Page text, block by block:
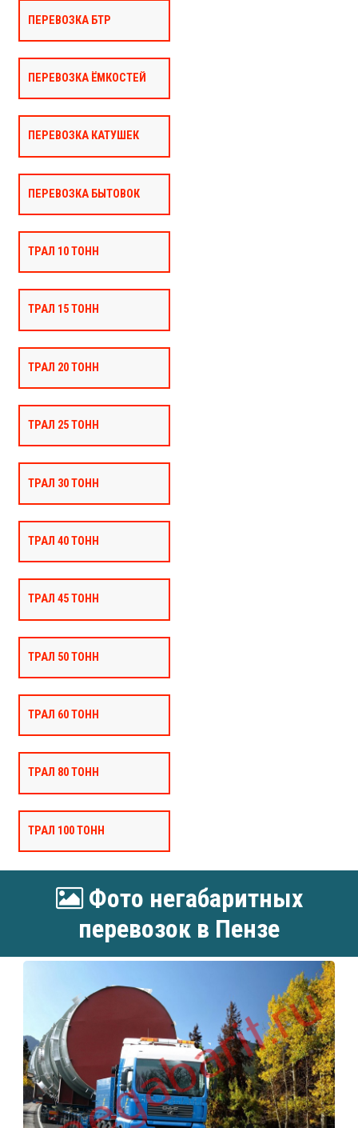
ПЕРЕВОЗКА БТР
ПЕРЕВОЗКА ЁМКОСТЕЙ
ПЕРЕВОЗКА КАТУШЕК
ПЕРЕВОЗКА БЫТОВОК
ТРАЛ 10 ТОНН
ТРАЛ 15 ТОНН
ТРАЛ 20 ТОНН
ТРАЛ 25 ТОНН
ТРАЛ 30 ТОНН
ТРАЛ 40 ТОНН
ТРАЛ 45 ТОНН
ТРАЛ 50 ТОНН
ТРАЛ 60 ТОНН
ТРАЛ 80 ТОНН
ТРАЛ 100 ТОНН
Фото негабаритных
перевозок в Пензе